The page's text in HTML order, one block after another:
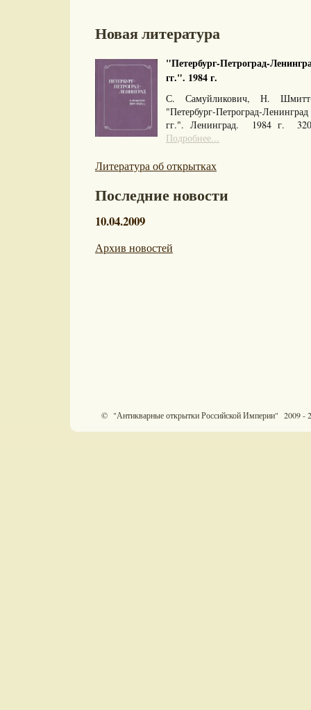
Новая литература
"Петербург-Петроград-
гг.". 1984 г.
С. Самуйликович, Н.
"Петербург-Петроград-
гг.". Ленинград. 1984 г.
Подробнее...
Литература об открытках
Последние новости
10.04.2009
Архив новостей
© "Антикварные открытки Российской Империи" 2009 -